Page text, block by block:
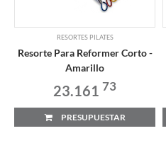
RESORTES PILATES
Resorte Para Reformer Corto -
Amarillo
23.161 73
PRESUPUESTAR